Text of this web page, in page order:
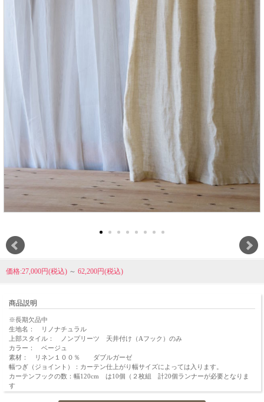
価格:27,000円(税込) ～ 62,200円(税込)
商品説明
※長期欠品中
生地名： リノナチュラル
上部スタイル： ノンプリーツ 天井付け（Aフック）のみ
カラー： ベージュ
素材： リネン１００％ ダブルガーゼ
幅つぎ（ジョイント）：カーテン仕上がり幅サイズによっては入ります。
カーテンフックの数：幅120cm は10個（２枚組 計20個ランナーが必要となりま
す